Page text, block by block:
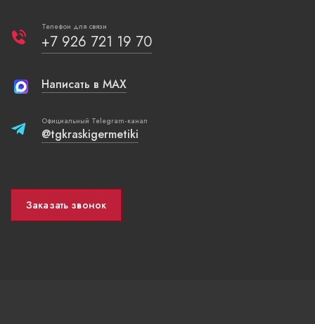
Телефон для связи
+7 926 721 19 70
Написать в MAX
Официальный Telegram-канал
@tgkraskigermetiki
Заказать звонок